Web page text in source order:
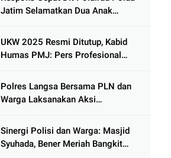
Jatim Selamatkan Dua Anak
Kenjeran
UKW 2025 Resmi Ditutup, Kabid
Humas PMJ: Pers Profesional
Hoaks
Polres Langsa Bersama PLN dan
Warga Laksanakan Aksi
Tamiang
Sinergi Polisi dan Warga: Masjid
Syuhada, Bener Meriah Bangkit